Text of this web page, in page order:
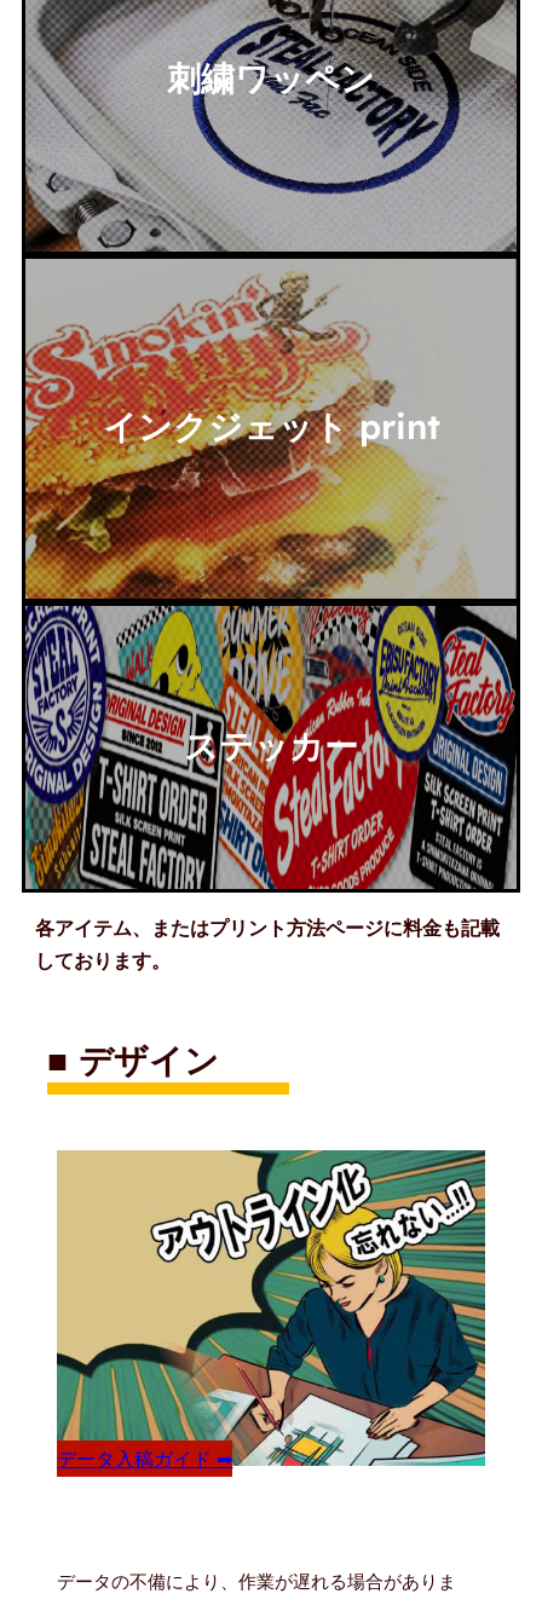
インクジェット print
刺繍ワッペン
ステッカー
各アイテム、またはプリント方法ページに料金も記載
しております。
■ デザイン
データ入稿ガイド ➡
データの不備により、作業が遅れる場合がありま